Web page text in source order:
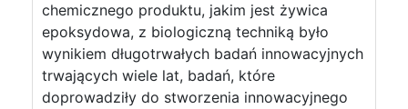
chemicznego produktu, jakim jest żywica
epoksydowa, z biologiczną techniką było
wynikiem długotrwałych badań innowacyjnych
trwających wiele lat, badań, które
doprowadziły do stworzenia innowacyjnego